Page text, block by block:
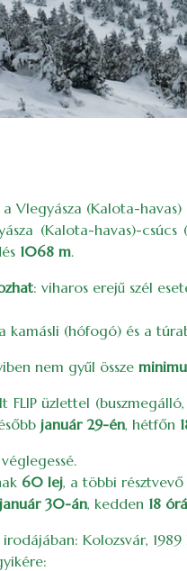
Vlegyásza (Kalota-
(Kalota-havas)-
1068 m.
: viharos erejű szél
(hófogó) és a
nem gyűl össze
FLIP üzlettel
január 29-én, hétfőn
60 lej, a többi résztvevő
január 30-án, kedden 18
irodájában: Kolozsvár,